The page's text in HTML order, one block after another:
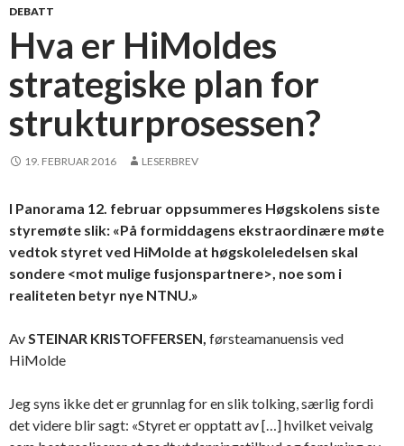
DEBATT
Hva er HiMoldes
strategiske plan for
strukturprosessen?
19. FEBRUAR 2016 LESERBREV
I Panorama 12. februar oppsummeres Høgskolens siste
styremøte slik: «På formiddagens ekstraordinære møte
vedtok styret ved HiMolde at høgskoleledelsen skal
sondere <mot mulige fusjonspartnere>, noe som i
realiteten betyr nye NTNU.»
AvSTEINAR KRISTOFFERSEN, førsteamanuensis ved
HiMolde
Jeg syns ikke det er grunnlag for en slik tolking, særlig fordi
det videre blir sagt: «Styret er opptatt av […] hvilket veivalg